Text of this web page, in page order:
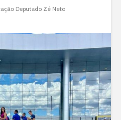
Deputado Zé Neto